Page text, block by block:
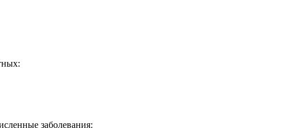
заболевания: